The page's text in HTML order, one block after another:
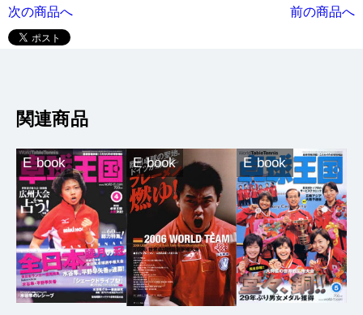
次の商品へ 前の商品へ
関連商品
E book E book E book